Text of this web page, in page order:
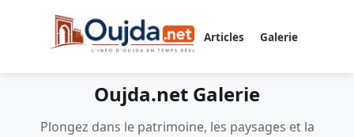
Articles Galerie
Oujda.net Galerie
Plongez dans le patrimoine, les paysages et la